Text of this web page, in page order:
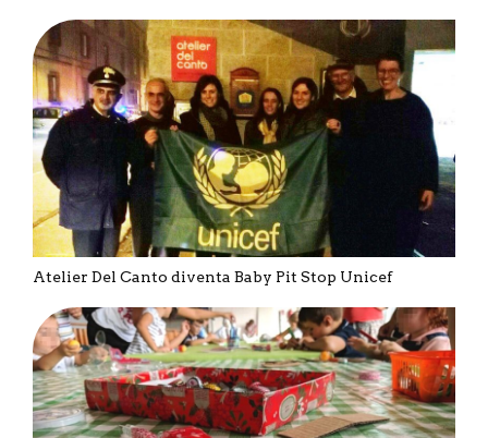
Atelier Del Canto diventa Baby Pit Stop Unicef